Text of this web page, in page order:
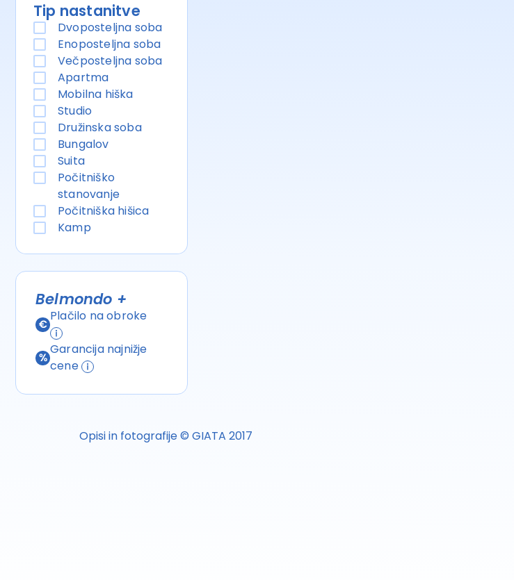
Tip nastanitve
Dvoposteljna soba
Enoposteljna soba
Večposteljna soba
Apartma
Mobilna hiška
Studio
Družinska soba
Bungalov
Suita
Počitniško
stanovanje
Počitniška hišica
Kamp
Belmondo +
Plačilo na obroke
Garancija najnižje
cene
Opisi in fotografije © GIATA 2017